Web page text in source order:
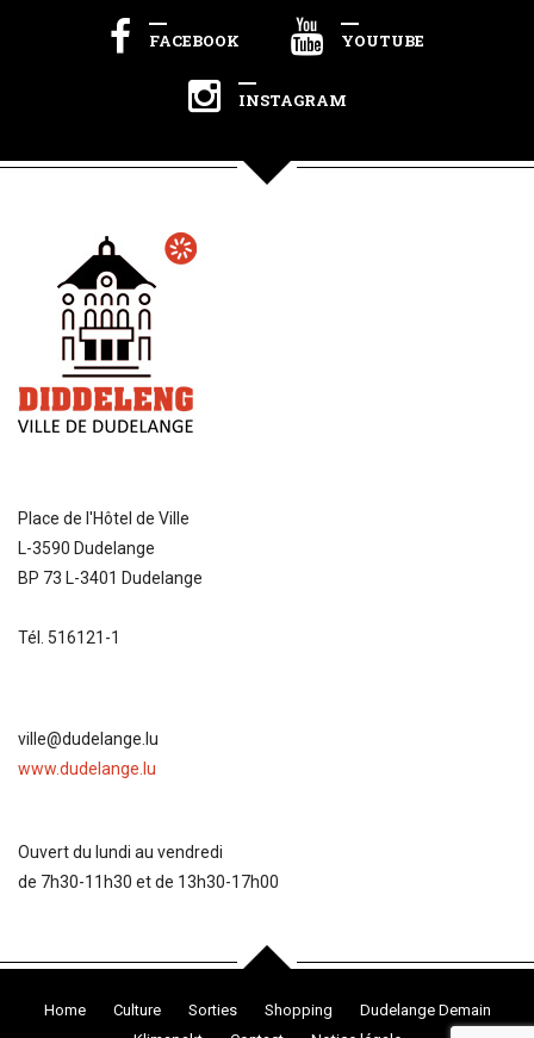
FACEBOOK YOUTUBE
INSTAGRAM
Place de l'Hôtel de Ville
L-3590 Dudelange
BP 73 L-3401 Dudelange
Tél. 516121-1
ville@dudelange.lu
www.dudelange.lu
Ouvert du lundi au vendredi
de 7h30-11h30 et de 13h30-17h00
Home Culture Sorties Shopping
Dudelange Demain